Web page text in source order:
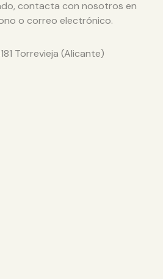
contacta con nosotros en
o correo electrónico.
Torrevieja (Alicante)